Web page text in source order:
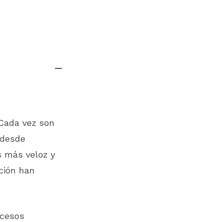
vez son
más veloz y
han